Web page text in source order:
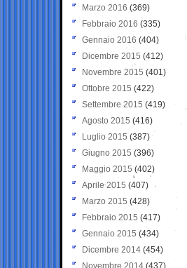
Marzo 2016 (369)
Febbraio 2016 (335)
Gennaio 2016 (404)
Dicembre 2015 (412)
Novembre 2015 (401)
Ottobre 2015 (422)
Settembre 2015 (419)
Agosto 2015 (416)
Luglio 2015 (387)
Giugno 2015 (396)
Maggio 2015 (402)
Aprile 2015 (407)
Marzo 2015 (428)
Febbraio 2015 (417)
Gennaio 2015 (434)
Dicembre 2014 (454)
Novembre 2014 (437)